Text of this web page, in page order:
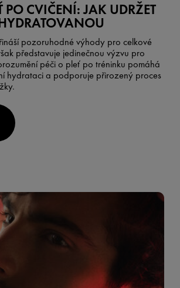
PO CVIČENÍ: JAK UDRŽET
pozoruhodné výhody pro celkové
představuje jedinečnou výzvu pro
péči o pleť po tréninku pomáhá
hydrataci a podporuje přirozený proces